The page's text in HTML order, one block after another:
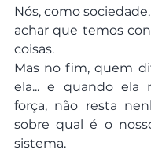
Nós, como
achar que temos
coisas.
Mas no fim, quem
ela... e quando ela
força, não resta
sobre qual é o
sistema.